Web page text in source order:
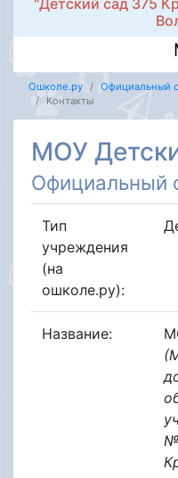
"Детский сад 375
Ошколе.ру
Официальный
Контакты
МОУ
Официальный
Тип
учреждения
(на
ошколе.ру):
Название: